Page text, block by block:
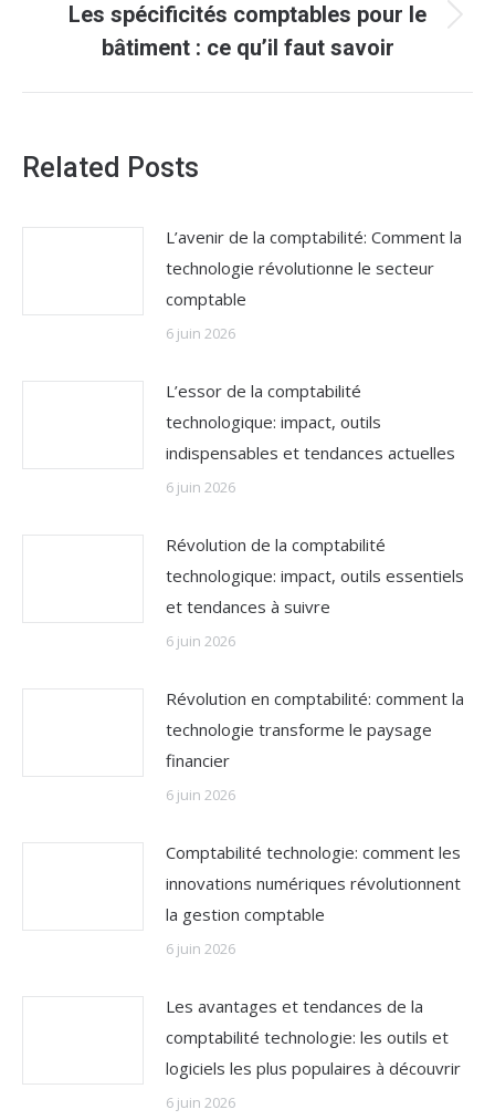
Article
suivant
:
Les spécificités comptables pour le
bâtiment : ce qu’il faut savoir
Related Posts
L’avenir de la comptabilité: Comment la
technologie révolutionne le secteur
comptable
6 juin 2026
L’essor de la comptabilité
technologique: impact, outils
indispensables et tendances actuelles
6 juin 2026
Révolution de la comptabilité
technologique: impact, outils essentiels
et tendances à suivre
6 juin 2026
Révolution en comptabilité: comment la
technologie transforme le paysage
financier
6 juin 2026
Comptabilité technologie: comment les
innovations numériques révolutionnent
la gestion comptable
6 juin 2026
Les avantages et tendances de la
comptabilité technologie: les outils et
logiciels les plus populaires à découvrir
6 juin 2026